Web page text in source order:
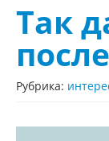
Так
Рубрика: